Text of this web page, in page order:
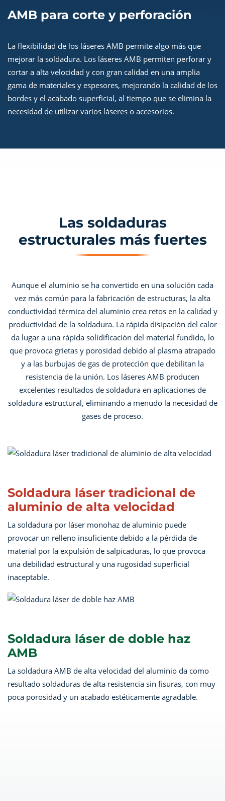
AMB para corte y perforación
La flexibilidad de los láseres AMB permite algo más que
mejorar la soldadura. Los láseres AMB permiten perforar y
cortar a alta velocidad y con gran calidad en una amplia
gama de materiales y espesores, mejorando la calidad de los
bordes y el acabado superficial, al tiempo que se elimina la
necesidad de utilizar varios láseres o accesorios.
Las soldaduras
estructurales más fuertes
Aunque el aluminio se ha convertido en una solución cada
vez más común para la fabricación de estructuras, la alta
conductividad térmica del aluminio crea retos en la calidad y
productividad de la soldadura. La rápida disipación del calor
da lugar a una rápida solidificación del material fundido, lo
que provoca grietas y porosidad debido al plasma atrapado
y a las burbujas de gas de protección que debilitan la
resistencia de la unión. Los láseres AMB producen
excelentes resultados de soldadura en aplicaciones de
soldadura estructural, eliminando a menudo la necesidad de
gases de proceso.
Soldadura láser tradicional de
aluminio de alta velocidad
La soldadura por láser monohaz de aluminio puede
provocar un relleno insuficiente debido a la pérdida de
material por la expulsión de salpicaduras, lo que provoca
una debilidad estructural y una rugosidad superficial
inaceptable.
Soldadura láser de doble haz
AMB
La soldadura AMB de alta velocidad del aluminio da como
resultado soldaduras de alta resistencia sin fisuras, con muy
poca porosidad y un acabado estéticamente agradable.